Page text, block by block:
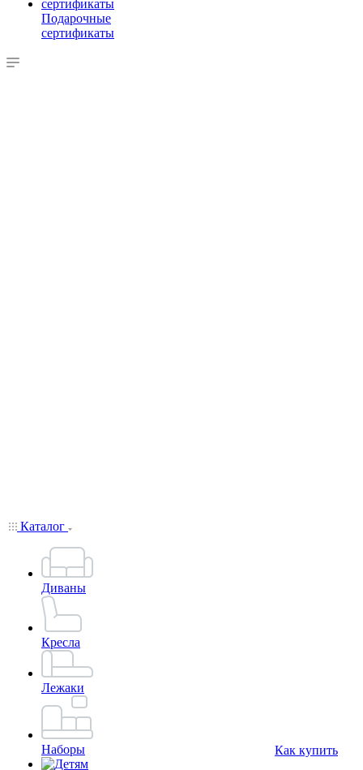
Подарочные
сертификаты
Каталог
Диваны
Кресла
Лежаки
Наборы
Как купить